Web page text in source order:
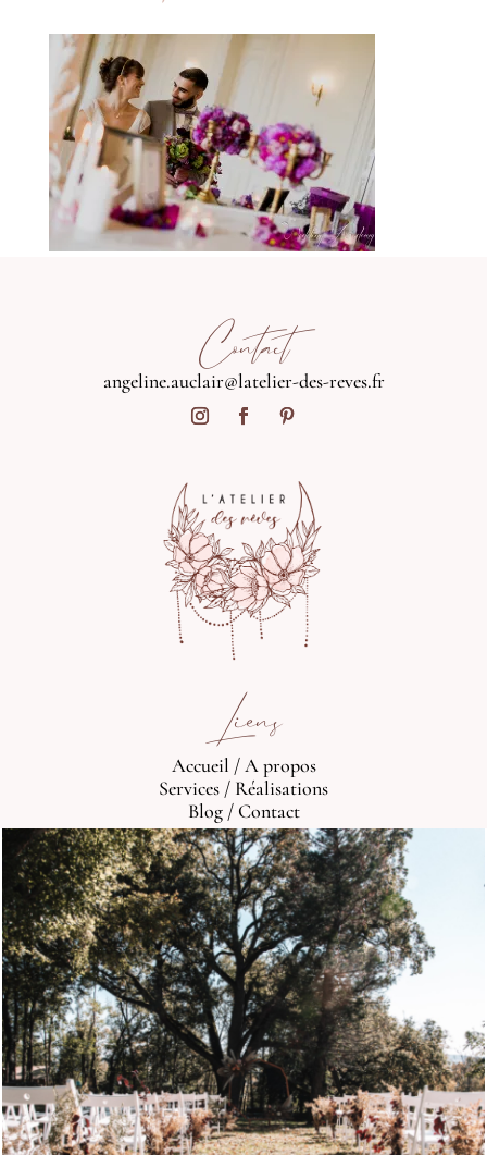
Contact
angeline.auclair@latelier-des-reves.fr
Liens
Accueil /A propos
Services / Réalisations
Blog/Contact